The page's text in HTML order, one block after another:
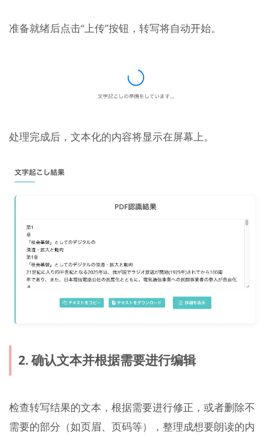
准备就绪后点击“上传”按钮，转写将自动开始。
处理完成后，文本化的内容将显示在屏幕上。
2. 确认文本并根据需要进行编辑
检查转写结果的文本，根据需要进行修正，或者删除不
需要的部分（如页眉、页码等），整理成想要朗读的内